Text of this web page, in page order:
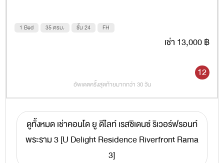
1 Bed 35 ตรม. ชั้น 24 FH
เช่า 13,000 ฿
12
อัพเดตครั้งสุดท้ายมากกว่า 30 วัน
ดูทั้งหมด เช่าคอนโด ยู ดีไลท์ เรสซิเดนซ์ ริเวอร์ฟรอนท์
พระราม 3 [U Delight Residence Riverfront Rama
3]